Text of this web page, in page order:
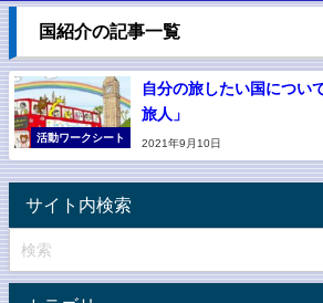
国紹介の記事一覧
活動ワークシート
自分の旅したい国につい
旅人」
2021年9月10日
サイト内検索